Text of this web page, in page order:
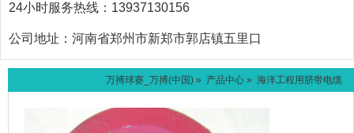
24小时服务热线： 13937130156
公司地址： 河南省郑州市新郑市郭店镇五里口
万搏球赛_万搏(中国) » 产品中心 » 海洋工程用脐带电缆